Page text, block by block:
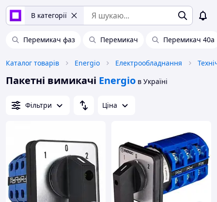
В категорії
Перемикач фаз Перемикач Перемикач 40а
Каталог товарів Energio Електрообладнання
Пакетні вимикачі Energio в Україні
Фільтри Ціна